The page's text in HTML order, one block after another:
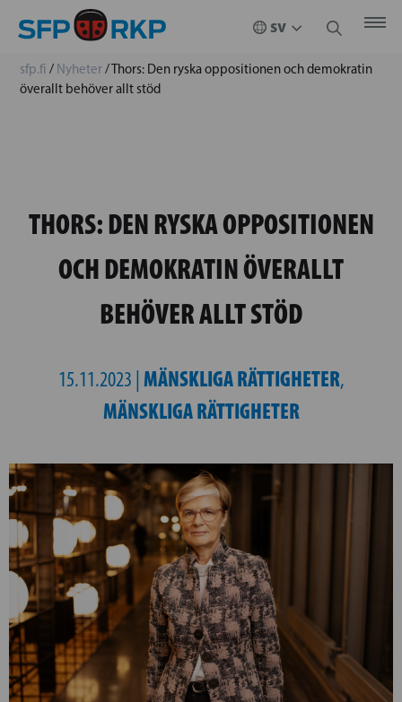
sfp.fi / Nyheter/Thors: Den ryska oppositionen och demokratin
överallt behöver allt stöd
THORS: DEN RYSKA OPPOSITIONEN
OCH DEMOKRATIN ÖVERALLT
BEHÖVER ALLT STÖD
15.11.2023 | MÄNSKLIGA RÄTTIGHETER,
MÄNSKLIGA RÄTTIGHETER